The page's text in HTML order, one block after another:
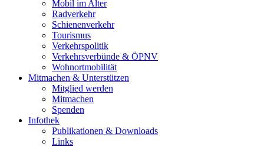
Mobil im Alter
Radverkehr
Schienenverkehr
Tourismus
Verkehrspolitik
Verkehrsverbünde & ÖPNV
Wohnortmobilität
Mitmachen & Unterstützen
Mitglied werden
Mitmachen
Spenden
Infothek
Publikationen & Downloads
Links